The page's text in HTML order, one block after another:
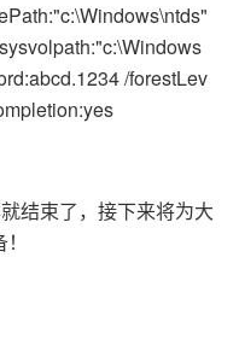
/forestLev
结束了，接下来将为大